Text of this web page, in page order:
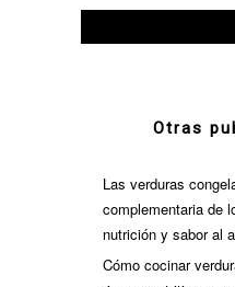
Otras
Las verduras
complementaria de
nutrición y sabor al
Cómo cocinar